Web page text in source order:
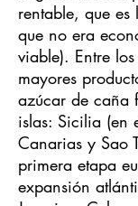
rentable, que
que no era
viable). Entre
mayores
azúcar de caña
islas: Sicilia (en
Canarias y Sao
primera etapa
expansión